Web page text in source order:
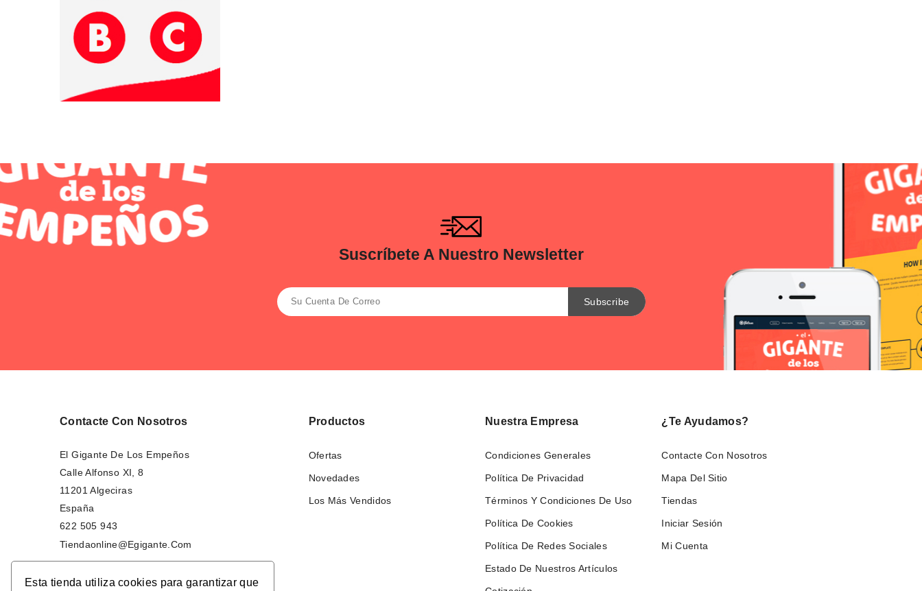
Esta tienda utiliza cookies para garantizar que
Suscríbete A Nuestro Newsletter
Contacte Con Nosotros
El Gigante De Los Empeños
Calle Alfonso XI, 8
11201 Algeciras
España
622 505 943
Tiendaonline@egigante.com
Productos
Ofertas
Novedades
Los Más Vendidos
Nuestra Empresa
Condiciones Generales
Política De Privacidad
Términos Y Condiciones De Uso
Política De Cookies
Política De Redes Sociales
Estado De Nuestros Artículos
¿Te Ayudamos?
Contacte Con Nosotros
Mapa Del Sitio
Tiendas
Iniciar Sesión
Mi Cuenta